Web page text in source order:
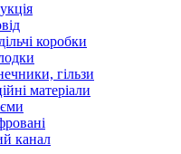
коробки
гільзи
матеріали
канал